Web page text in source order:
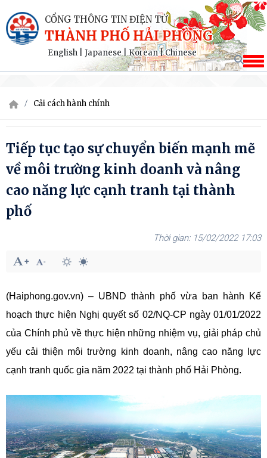
CỔNG THÔNG TIN ĐIỆN TỬ
THÀNH PHỐ HẢI PHÒNG
English Japanese|Korean|Chinese
Cải cách hành chính
Tiếp tục tạo sự chuyển biến mạnh mẽ
về môi trường kinh doanh và nâng
cao năng lực cạnh tranh tại thành
phố
15/02/2022 17:03
(Haiphong.gov.vn) – UBND thành phố vừa ban hành Kế
hoạch thực hiện Nghị quyết số 02/NQ-CP ngày 01/01/2022
của Chính phủ về thực hiện những nhiệm vụ, giải pháp chủ
yếu cải thiện môi trường kinh doanh, nâng cao năng lực
cạnh tranh quốc gia năm 2022 tại thành phố Hải Phòng.